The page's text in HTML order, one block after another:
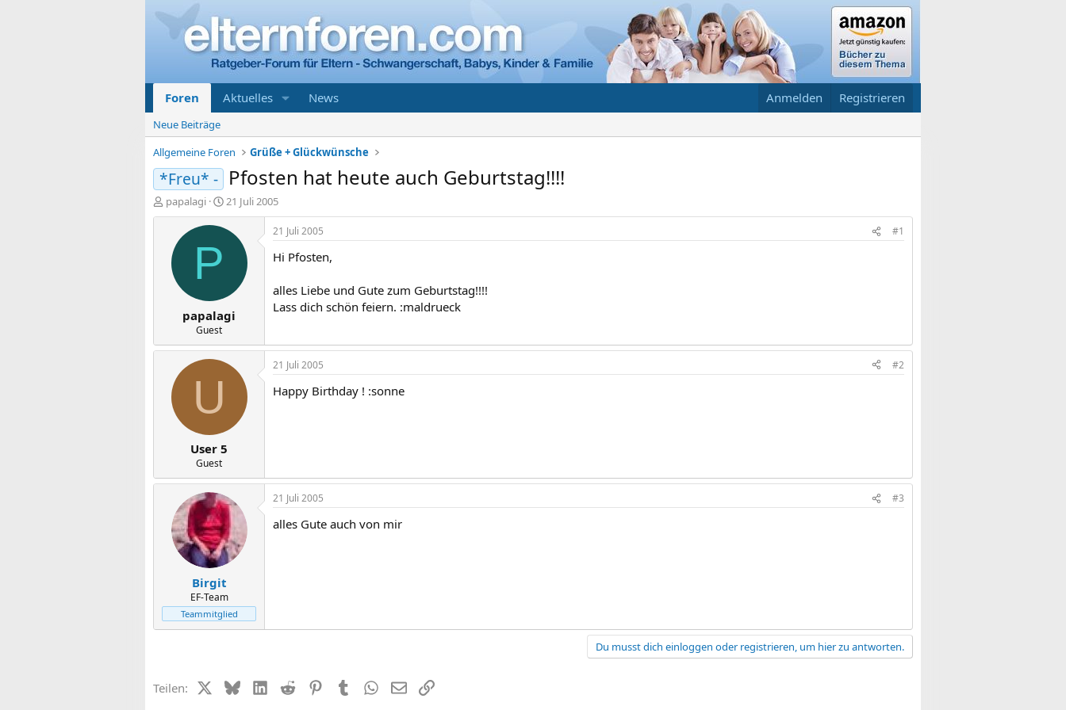
Foren Aktuelles News Anmelden Registrieren
Neue Beiträge
Allgemeine Foren
Grüße + Glückwünsche
*Freu* - Pfosten hat heute auch Geburtstag!!!!
E
r
papalagi
E
r
s
t
a
21 Juli 2005
P
papalagi
Guest
21 Juli 2005 #1
Hi Pfosten,
alles Liebe und Gute zum Geburtstag!!!!
Lass dich schön feiern. :maldrueck
U
User 5
Guest
21 Juli 2005 #2
Happy Birthday ! :sonne
Birgit
EF-Team
Teammitglied
21 Juli 2005 #3
alles Gute auch von mir
Du musst dich einloggen oder registrieren, um hier zu antworten.
Teilen: X (Twitter)
BlueskyLinkedIn
Reddit PinterestTumblrWhatsApp
E-MailLink